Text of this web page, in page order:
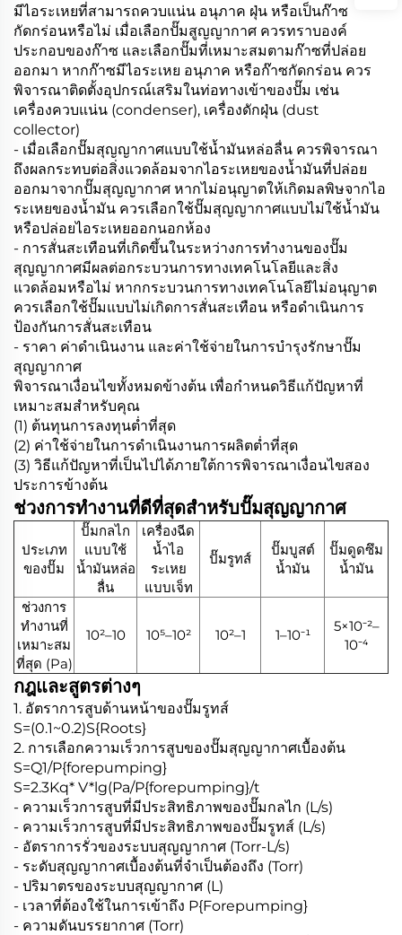
มีไอระเหยที่สามารถควบแน่น อนุภาค ฝุ่น หรือเป็นก๊าซ
กัดกร่อนหรือไม่ เมื่อเลือกปั๊มสูญญากาศ ควรทราบองค์
ประกอบของก๊าซ และเลือกปั๊มที่เหมาะสมตามก๊าซที่ปล่อย
ออกมา หากก๊าซมีไอระเหย อนุภาค หรือก๊าซกัดกร่อน ควร
พิจารณาติดตั้งอุปกรณ์เสริมในท่อทางเข้าของปั๊ม เช่น
เครื่องควบแน่น (condenser), เครื่องดักฝุ่น (dust
collector)
- เมื่อเลือกปั๊มสุญญากาศแบบใช้น้ำมันหล่อลื่น ควรพิจารณา
ถึงผลกระทบต่อสิ่งแวดล้อมจากไอระเหยของน้ำมันที่ปล่อย
ออกมาจากปั๊มสุญญากาศ หากไม่อนุญาตให้เกิดมลพิษจากไอ
ระเหยของน้ำมัน ควรเลือกใช้ปั๊มสุญญากาศแบบไม่ใช้น้ำมัน
หรือปล่อยไอระเหยออกนอกห้อง
- การสั่นสะเทือนที่เกิดขึ้นในระหว่างการทำงานของปั๊ม
สุญญากาศมีผลต่อกระบวนการทางเทคโนโลยีและสิ่ง
แวดล้อมหรือไม่ หากกระบวนการทางเทคโนโลยีไม่อนุญาต
ควรเลือกใช้ปั๊มแบบไม่เกิดการสั่นสะเทือน หรือดำเนินการ
ป้องกันการสั่นสะเทือน
- ราคา ค่าดำเนินงาน และค่าใช้จ่ายในการบำรุงรักษาปั๊ม
สุญญากาศ
พิจารณาเงื่อนไขทั้งหมดข้างต้น เพื่อกำหนดวิธีแก้ปัญหาที่
เหมาะสมสำหรับคุณ
(1) ต้นทุนการลงทุนต่ำที่สุด
(2) ค่าใช้จ่ายในการดำเนินงานการผลิตต่ำที่สุด
(3) วิธีแก้ปัญหาที่เป็นไปได้ภายใต้การพิจารณาเงื่อนไขสอง
ประการข้างต้น
ช่วงการทำงานที่ดีที่สุดสำหรับปั๊มสุญญากาศ
ประเภท
ของปั๊ม
ปั๊มกลไก
แบบใช้
น้ำมันหล่อ
ลื่น
เครื่องฉีด
น้ำไอ
ระเหย
แบบเจ็ท
ปั๊มรูทส์
ปั๊มบูสต์
น้ำมัน
ปั๊มดูดซึม
น้ำมัน
ช่วงการ
ทำงานที่
เหมาะสม
ที่สุด (Pa)
10²–10 10⁵–10² 10²–1 1–10⁻¹
5×10⁻²–
10⁻⁴
กฎและสูตรต่างๆ
1. อัตราการสูบด้านหน้าของปั๊มรูทส์
S=(0.1~0.2)S{Roots}
2. การเลือกความเร็วการสูบของปั๊มสุญญากาศเบื้องต้น
S=Q1/P{forepumping}
S=2.3Kq* V*lg(Pa/P{forepumping}/t
- ความเร็วการสูบที่มีประสิทธิภาพของปั๊มกลไก (L/s)
- ความเร็วการสูบที่มีประสิทธิภาพของปั๊มรูทส์ (L/s)
- อัตราการรั่วของระบบสุญญากาศ (Torr-L/s)
- ระดับสุญญากาศเบื้องต้นที่จำเป็นต้องถึง (Torr)
- ปริมาตรของระบบสุญญากาศ (L)
- เวลาที่ต้องใช้ในการเข้าถึง P{Forepumping}
- ความดันบรรยากาศ (Torr)